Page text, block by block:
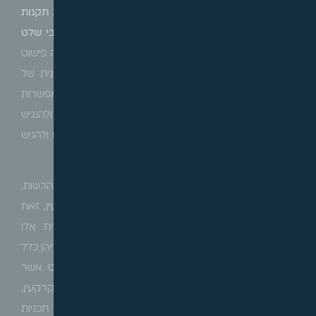
טיוטת תקנות
התכנון ובנייה (פרסום הודעה על הפקדת תכנית על גבי שלט
, שמטרתה פישוט
הנגישות לציבור בפרסום וצירוף מפת התמצאות צבעונית של
הסביבה הקרובה תוך ציון שמות רחובות ודרכים, וכן אפשרות
לצרף הדמיה צבעונית של התכנון, כל זאת מתוך מטרה ולהנגיש
את הפרסום והידיעה לציבור כדי שיוכל לכלכל את דרכיו ולהגיש
נציין, כי תכניות הכוללות את כל שטחי הציבור בתחום הרשות,
מקבלות פטור מחובת פרסום באמצעות שלט במקרקעין, זאת
בהתאם להוראות סעיף 89ג' לחוק, וכך דווקא תכנית אלו
שהשפעתן על הציבור עצומה, בפועל הציבור אינו יודע עליהן כלל
עד גילוי כשכבר מאוחר מידי, זאת לעומת חובת שילוט אשר
חזקה היא כי מגיעה לידיעת הציבור הגר בסמוך למקרקעין,
כשגם ידיעה זו כאמור הינה מינימלית ואין בה די, אולם תכניות